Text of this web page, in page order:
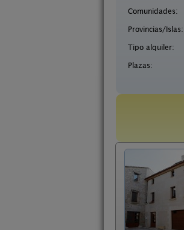
Comunidades:
Provincias/Islas:
Tipo alquiler:
Plazas: